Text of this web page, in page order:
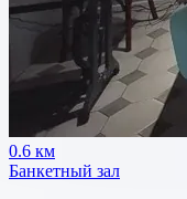
0.6 км
Банкетный зал